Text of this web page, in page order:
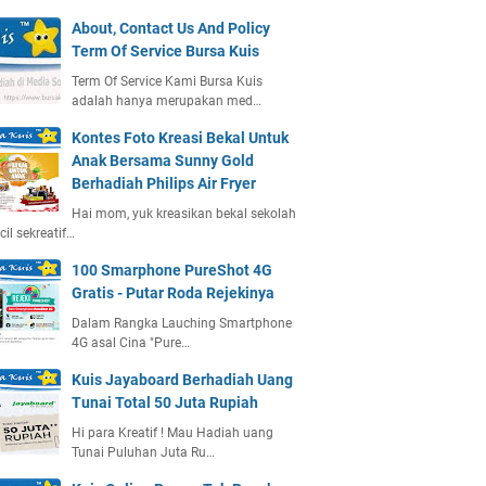
About, Contact Us And Policy
Term Of Service Bursa Kuis
Term Of Service Kami Bursa Kuis
adalah hanya merupakan med…
Kontes Foto Kreasi Bekal Untuk
Anak Bersama Sunny Gold
Berhadiah Philips Air Fryer
Hai mom, yuk kreasikan bekal sekolah
sekreatif…
100 Smarphone PureShot 4G
Gratis - Putar Roda Rejekinya
Dalam Rangka Lauching Smartphone
4G asal Cina "Pure…
Kuis Jayaboard Berhadiah Uang
Tunai Total 50 Juta Rupiah
Hi para Kreatif ! Mau Hadiah uang
Tunai Puluhan Juta Ru…